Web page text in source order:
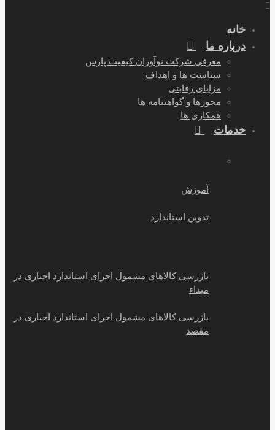
خانه
درباره ما
معرفی شرکت نوآوران کیفیت پارس
سیاست ها و اهداف
مزایای رقابتی
مجوزها و گواهینامه ها
همکاری ها
خدمات
آموزش
تدوین استاندارد
بازرسی کالاهای مشمول اجرای استاندارد اجباری در
مبداء
بازرسی کالاهای مشمول اجرای استاندارد اجباری در
مقصد